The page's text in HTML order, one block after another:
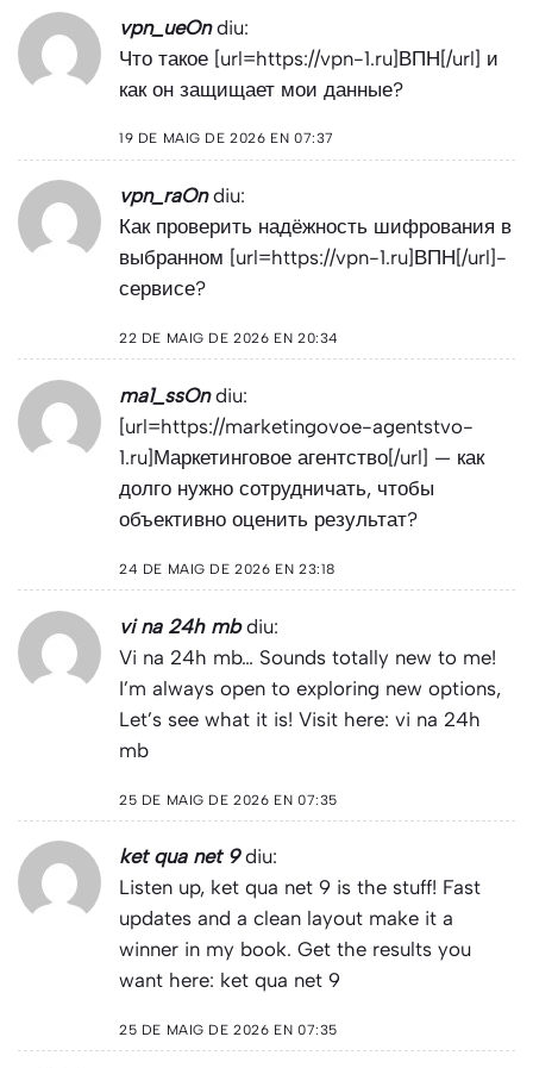
vpn_ueOn diu:
Что такое [url=https://vpn-1.ru]ВПН[/url] и
как он защищает мои данные?
19 DE MAIG DE 2026 EN 07:37
vpn_raOn diu:
Как проверить надёжность шифрования в
выбранном [url=https://vpn-1.ru]ВПН[/url]-
сервисе?
22 DE MAIG DE 2026 EN 20:34
ma1_ssOn diu:
[url=https://marketingovoe-agentstvo-
1.ru]Маркетинговое агентство[/url] — как
долго нужно сотрудничать, чтобы
объективно оценить результат?
24 DE MAIG DE 2026 EN 23:18
vi na 24h mb diu:
Vi na 24h mb… Sounds totally new to me!
I’m always open to exploring new options,
Let’s see what it is! Visit here: vi na 24h
mb
25 DE MAIG DE 2026 EN 07:35
ket qua net 9 diu:
Listen up, ket qua net 9 is the stuff! Fast
updates and a clean layout make it a
winner in my book. Get the results you
want here: ket qua net 9
25 DE MAIG DE 2026 EN 07:35